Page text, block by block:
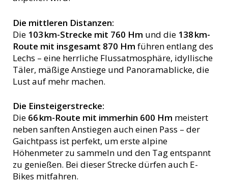
Die mittleren Distanzen:
Die 103 km-Strecke mit 760 Hm und die 138 km-
Route mit insgesamt 870 Hm führen entlang des
Lechs – eine herrliche Flussatmosphäre, idyllische
Täler, mäßige Anstiege und Panoramablicke, die
Lust auf mehr machen.
Die Einsteigerstrecke:
Die 66 km-Route mit immerhin 600 Hm meistert
neben sanften Anstiegen auch einen Pass – der
Gaichtpass ist perfekt, um erste alpine
Höhenmeter zu sammeln und den Tag entspannt
zu genießen. Bei dieser Strecke dürfen auch E-
Bikes mitfahren.